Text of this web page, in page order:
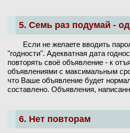
5. Семь раз подумай -
Если не желаете вводить
"годности". Адекватная дата
повторять своё объявление - к
объявлениями с максимальным
что Ваше объявление будет
составлено. Объявления,
6. Нет повторам